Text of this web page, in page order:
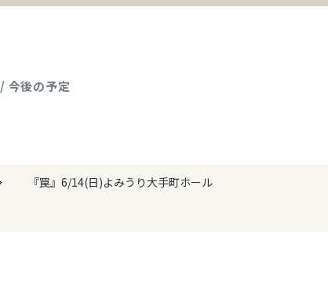
/ 今後の予定
『罠』6/14(日)よみうり大手町ホール